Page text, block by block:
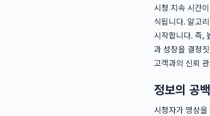
시청 지속 시간
식됩니다. 알고
시작합니다. 즉,
과 성장을 결정
고객과의 신뢰
정보의 공
시청자가 영상